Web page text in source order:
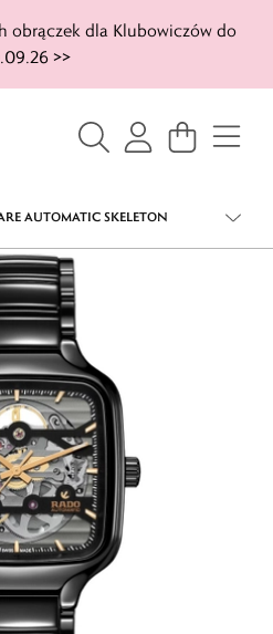
obrączek dla Klubowiczów do
>>
AUTOMATIC SKELETON